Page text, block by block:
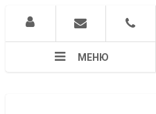
МЕНЮ